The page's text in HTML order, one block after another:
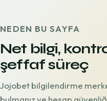
NEDEN BU SAYFA
Net bilgi,
şeffaf süreç
Jojobet bilgilendirme